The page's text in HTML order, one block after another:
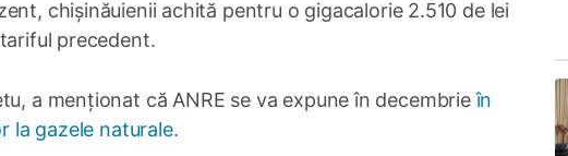
chișinăuienii achită pentru o gigacalorie 2.510 de lei
precedent.
a menționat că ANRE se va expune în decembrieîn
la gazele naturale.